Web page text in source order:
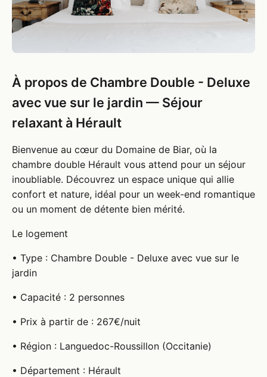
À propos de Chambre Double - Deluxe
avec vue sur le jardin — Séjour
relaxant à Hérault
Bienvenue au cœur du Domaine de Biar, où la
chambre double Hérault vous attend pour un séjour
inoubliable. Découvrez un espace unique qui allie
confort et nature, idéal pour un week-end romantique
ou un moment de détente bien mérité.
Le logement
• Type : Chambre Double - Deluxe avec vue sur le
jardin
• Capacité : 2 personnes
• Prix à partir de : 267€/nuit
• Région : Languedoc-Roussillon (Occitanie)
• Département : Hérault